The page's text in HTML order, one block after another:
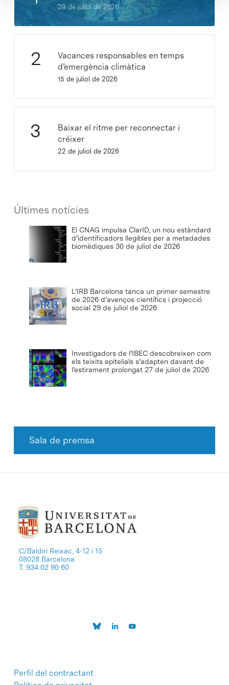
29 de juliol de 2026
Vacances responsables en temps
d’emergència climàtica
15 de juliol de 2026
Baixar el ritme per reconnectar i
créixer
22 de juliol de 2026
Últimes notícies
El CNAG impulsa ClarID, un nou estàndard
d’identificadors llegibles per a metadades
biomèdiques 30 de juliol de 2026
L’IRB Barcelona tanca un primer semestre
de 2026 d’avenços científics i projecció
social 29 de juliol de 2026
Investigadors de l’IBEC descobreixen com
els teixits epitelials s’adapten davant de
l’estirament prolongat 27 de juliol de 2026
Sala de premsa
C/Baldiri Reixac, 4-12 i 15
08028 Barcelona
T. 934 02 90 60
Perfil del contractant